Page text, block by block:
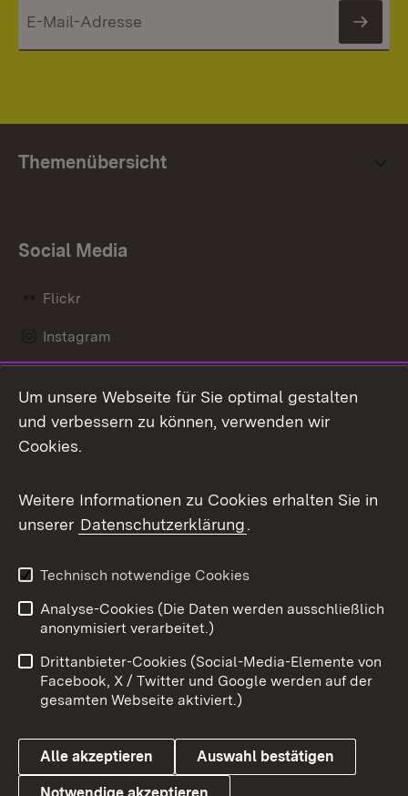
Themenübersicht
Social Media
Flickr
Instagram
Mastodon
Messenger
Social Wall
X / Twitter
Youtube
Benutzungshinweise
Barrierefreiheit
Datenschutz
Cookies
Um unsere Webseite für Sie optimal gestalten
und verbessern zu können, verwenden wir
Cookies.
Weitere Informationen zu Cookies erhalten Sie in
unserer Datenschutzerklärung.
Technisch notwendige Cookies
Analyse-Cookies (Die Daten werden ausschließlich
anonymisiert verarbeitet.)
Drittanbieter-Cookies (Social-Media-Elemente von
Facebook, X / Twitter und Google werden auf der
gesamten Webseite aktiviert.)
Alle akzeptieren Auswahl bestätigen